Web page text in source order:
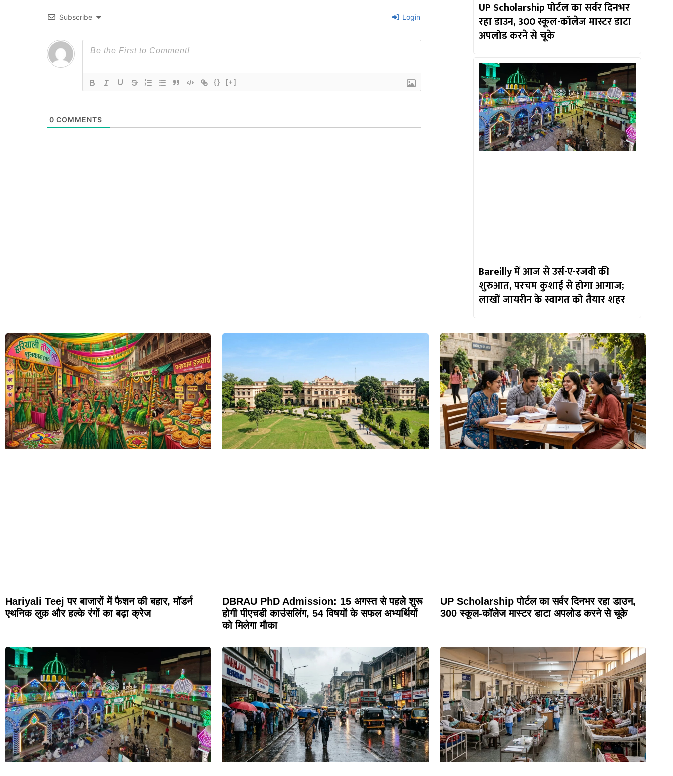
Subscribe Login
{} [+]
0 COMMENTS
UP Scholarship पोर्टल का सर्वर दिनभर
रहा डाउन, 300 स्कूल-कॉलेज मास्टर डाटा
अपलोड करने से चूके
Bareilly में आज से उर्स-ए-रजवी की
शुरुआत, परचम कुशाई से होगा आगाज;
लाखों जायरीन के स्वागत को तैयार शहर
Hariyali Teej पर बाजारों में फैशन की बहार, मॉडर्न
एथनिक लुक और हल्के रंगों का बढ़ा क्रेज
DBRAU PhD Admission: 15 अगस्त से पहले शुरू
होगी पीएचडी काउंसलिंग, 54 विषयों के सफल अभ्यर्थियों
को मिलेगा मौका
UP Scholarship पोर्टल का सर्वर दिनभर रहा डाउन,
300 स्कूल-कॉलेज मास्टर डाटा अपलोड करने से चूके